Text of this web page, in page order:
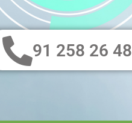
91 258 26 48